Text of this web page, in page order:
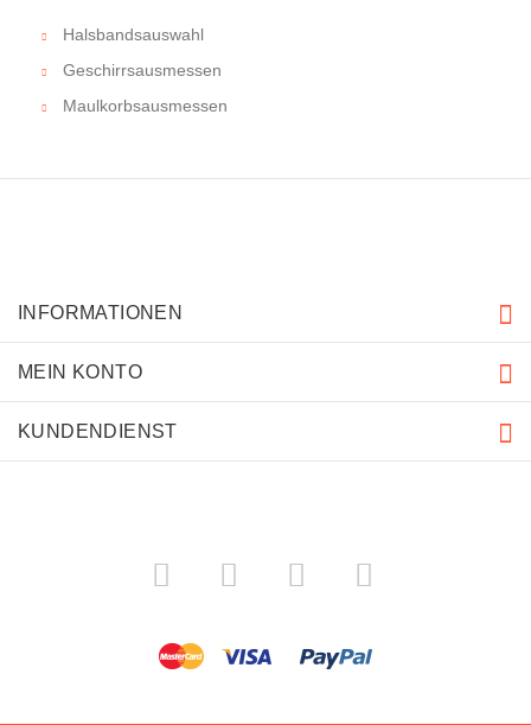
Halsbandsauswahl
Geschirrsausmessen
Maulkorbsausmessen
INFORMATIONEN
MEIN KONTO
KUNDENDIENST